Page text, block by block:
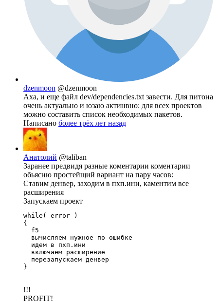
dzenmoon @dzenmoon
Аха, и еще файл dev/dependencies.txt завести. Для питона
очень актуально и юзаю актинвно: для всех проектов
можно составить список необходимых пакетов.
Написано более трёх лет назад
Анатолий @taliban
Заранее предвидя разные коментарии коментарии
обьясню простейщий вариант на пару часов:
Ставим денвер, заходим в пхп.ини, каментим все
расширения
Запускаем проект
while( error )
{
  f5
  вычисляем нужное по ошибке
  идем в пхп.ини
  включаем расширение
  перезапускаем денвер
}
!!!
PROFIT!